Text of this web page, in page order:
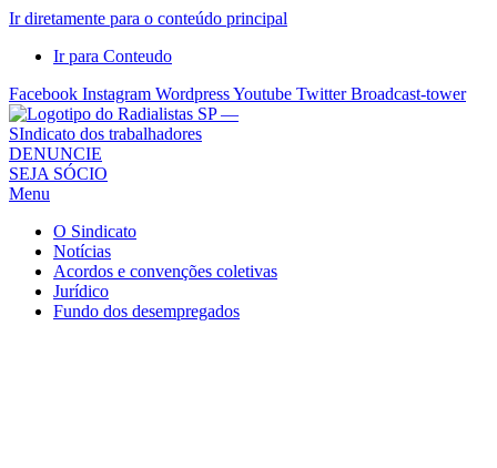
Ir diretamente para o conteúdo principal
Ir para Conteudo
Facebook Instagram WordpressYoutube Twitter Broadcast-tower
Sindicato
dos
Radialistas
São
Paulo
Sindicato
DENUNCIE
SEJA SÓCIO
Menu
O Sindicato
Notícias
Acordos e convenções coletivas
Jurídico
Fundo dos desempregados